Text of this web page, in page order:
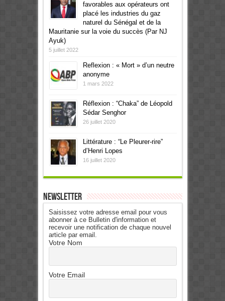
favorables aux opérateurs ont
placé les industries du gaz
naturel du Sénégal et de la
Mauritanie sur la voie du succès (Par NJ
Ayuk)
5 juillet 2022
Reflexion : « Mort » d’un neutre
anonyme
1 mars 2022
Réflexion : “Chaka” de Léopold
Sédar Senghor
26 juillet 2020
Littérature : “Le Pleurer-rire”
d’Henri Lopes
16 juillet 2020
Newsletter
Saisissez votre adresse email pour vous
abonner à ce Bulletin d'information et
recevoir une notification de chaque nouvel
article par email.
Votre Nom
Votre Email